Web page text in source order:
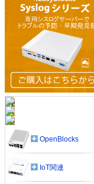
OpenBlocks
IoT関連